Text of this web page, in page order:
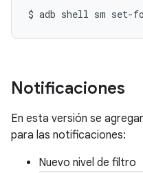
Notificaciones
En esta versión se
para las notificaciones:
Nuevo nivel de filtro